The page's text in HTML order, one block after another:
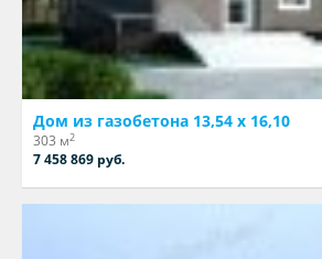
Дом из газобетона 13,54 х 16,10
303 м2
7 458 869 руб.